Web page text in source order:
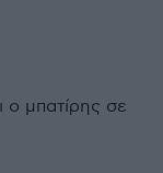
ο μπατίρης σε